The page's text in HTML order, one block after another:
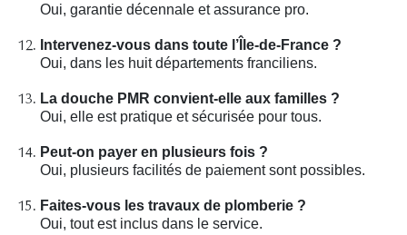
Oui, garantie décennale et assurance pro.
Intervenez-vous dans toute l’Île-de-France ?
Oui, dans les huit départements franciliens.
La douche PMR convient-elle aux familles ?
Oui, elle est pratique et sécurisée pour tous.
Peut-on payer en plusieurs fois ?
Oui, plusieurs facilités de paiement sont possibles.
Faites-vous les travaux de plomberie ?
Oui, tout est inclus dans le service.